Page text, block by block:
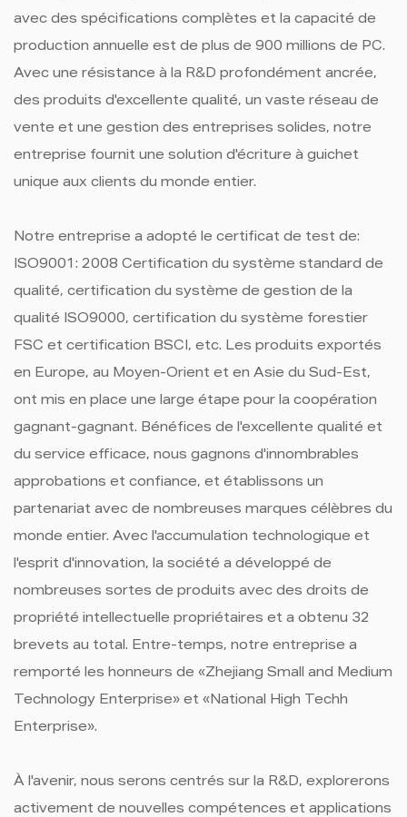
avec des spécifications complètes et la capacité de
production annuelle est de plus de 900 millions de PC.
Avec une résistance à la R&D profondément ancrée,
des produits d'excellente qualité, un vaste réseau de
vente et une gestion des entreprises solides, notre
entreprise fournit une solution d'écriture à guichet
unique aux clients du monde entier.
Notre entreprise a adopté le certificat de test de:
ISO9001: 2008 Certification du système standard de
qualité, certification du système de gestion de la
qualité ISO9000, certification du système forestier
FSC et certification BSCI, etc. Les produits exportés
en Europe, au Moyen-Orient et en Asie du Sud-Est,
ont mis en place une large étape pour la coopération
gagnant-gagnant. Bénéfices de l'excellente qualité et
du service efficace, nous gagnons d'innombrables
approbations et confiance, et établissons un
partenariat avec de nombreuses marques célèbres du
monde entier. Avec l'accumulation technologique et
l'esprit d'innovation, la société a développé de
nombreuses sortes de produits avec des droits de
propriété intellectuelle propriétaires et a obtenu 32
brevets au total. Entre-temps, notre entreprise a
remporté les honneurs de «Zhejiang Small and Medium
Technology Enterprise» et «National High Techh
Enterprise».
À l'avenir, nous serons centrés sur la R&D, explorerons
activement de nouvelles compétences et applications